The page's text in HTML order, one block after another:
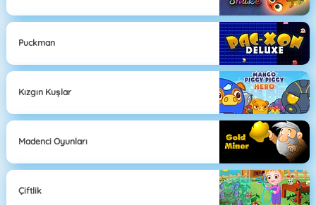
Puckman
Kızgın Kuşlar
Madenci Oyunları
Çiftlik